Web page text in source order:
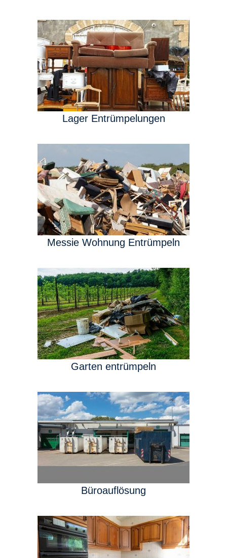
Lager Entrümpelungen
Messie Wohnung Entrümpeln
Garten entrümpeln
Büroauflösung